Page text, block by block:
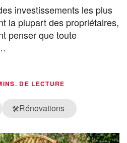
investissements les plus
la plupart des propriétaires,
penser que toute
DE LECTURE
🛠️Rénovations